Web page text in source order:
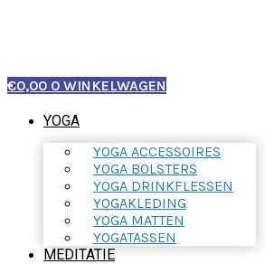
€0,00 0 WINKELWAGEN
YOGA
YOGA ACCESSOIRES
YOGA BOLSTERS
YOGA DRINKFLESSEN
YOGAKLEDING
YOGA MATTEN
YOGATASSEN
MEDITATIE